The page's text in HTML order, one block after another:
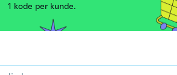
wel mooie figuurtjes
1 kode per kunde.